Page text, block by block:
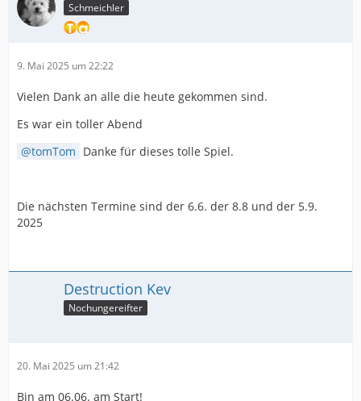
Schmeichler
9. Mai 2025 um 22:22
Vielen Dank an alle die heute gekommen sind.
Es war ein toller Abend
tomTom Danke für dieses tolle Spiel.
Die nächsten Termine sind der 6.6. der 8.8 und der 5.9.
2025
Destruction Kev
Nochungereifter
20. Mai 2025 um 21:42
Bin am 06.06. am Start!